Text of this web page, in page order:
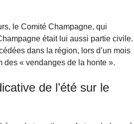
le Comité Champagne, qui
était lui aussi partie civile.
dans la région, lors d’un mois
des « vendanges de la honte ».
de l’été sur le